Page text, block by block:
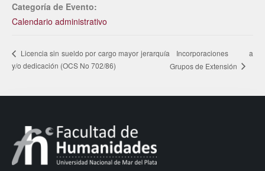
Categoría de Evento:
Calendario administrativo
Licencia sin sueldo por cargo mayor jerarquía
y/o dedicación (OCS No 702/86)
Incorporaciones a
Grupos de Extensión